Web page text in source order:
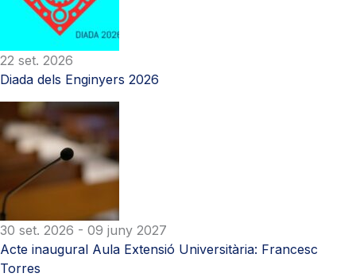
22 set. 2026
Diada dels Enginyers 2026
30 set. 2026 - 09 juny 2027
Acte inaugural Aula Extensió Universitària: Francesc
Torres